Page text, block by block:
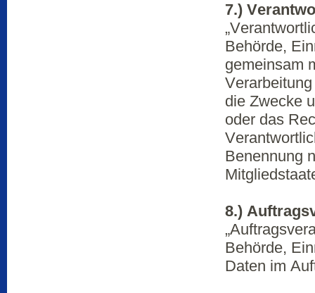
7.)
Behörde,
gemeinsam
die Zwecke
oder das
Benennung
8.)
Behörde,
Daten im